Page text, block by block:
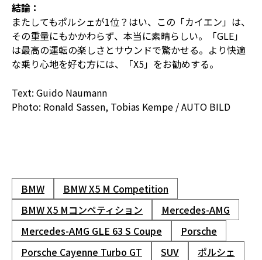
結論：
またしてもポルシェが1位？はい、この「カイエン」は、
その重量にもかかわらず、本当に素晴らしい。「GLE」
は最高の運転の楽しさとサウンドで驚かせる。より快適
な乗り心地を好む方には、「X5」をお勧めする。
Text: Guido Naumann
Photo: Ronald Sassen, Tobias Kempe / AUTO BILD
BMW
BMW X5 M Competition
BMW X5 Mコンペティション
Mercedes-AMG
Mercedes-AMG GLE 63 S Coupe
Porsche
Porsche Cayenne Turbo GT
SUV
ポルシェ